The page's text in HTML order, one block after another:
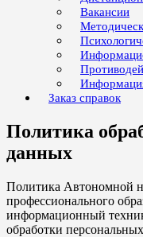
Вакансии
Заказ справок
Политика
данных
Политика Автономной
профессионального
информационный
обработки